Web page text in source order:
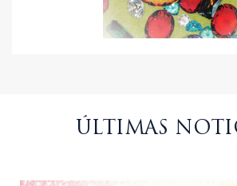
compromisos son la base de nuestra
ÚLTIMAS